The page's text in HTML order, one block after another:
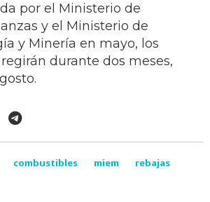
por el Ministerio de
y el Ministerio de
y Minería en mayo, los
durante dos meses,
combustibles miem rebajas